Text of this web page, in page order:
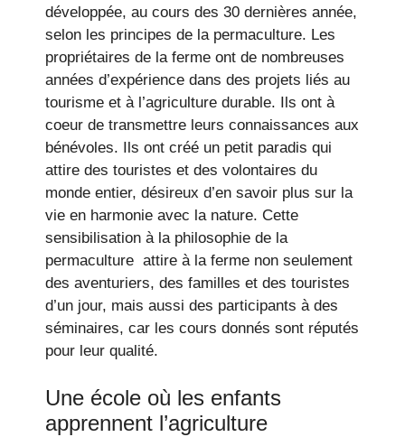
développée, au cours des 30 dernières année,
selon les principes de la permaculture. Les
propriétaires de la ferme ont de nombreuses
années d’expérience dans des projets liés au
tourisme et à l’agriculture durable. Ils ont à
coeur de transmettre leurs connaissances aux
bénévoles. Ils ont créé un petit paradis qui
attire des touristes et des volontaires du
monde entier, désireux d’en savoir plus sur la
vie en harmonie avec la nature. Cette
sensibilisation à la philosophie de la
permaculture attire à la ferme non seulement
des aventuriers, des familles et des touristes
d’un jour, mais aussi des participants à des
séminaires, car les cours donnés sont réputés
pour leur qualité.
Une école où les enfants
apprennent l’agriculture